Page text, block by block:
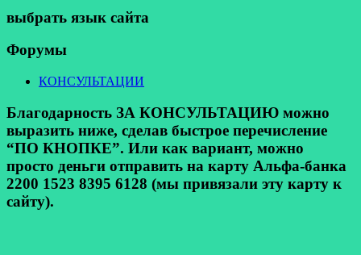
выбрать язык сайта
Форумы
КОНСУЛЬТАЦИИ
Благодарность ЗА КОНСУЛЬТАЦИЮ можно
выразить ниже, сделав быстрое перечисление
“ПО КНОПКЕ”. Или как вариант, можно
просто деньги отправить на карту Альфа-банка
2200 1523 8395 6128 (мы привязали эту карту к
сайту).